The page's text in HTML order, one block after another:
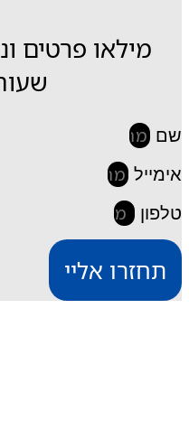
שם
אימייל
טלפון
תחזרו אליי